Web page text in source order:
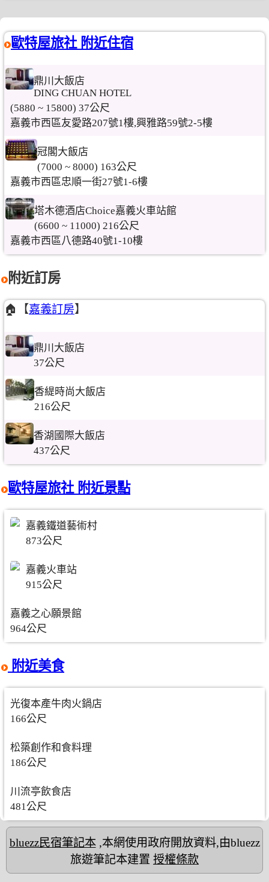
歐特屋旅社 附近住宿
鼎川大飯店
DING CHUAN HOTEL
(5880 ~ 15800) 37公尺
嘉義市西區友愛路207號1樓,興雅路59號2-5樓
冠閣大飯店
(7000 ~ 8000) 163公尺
嘉義市西區忠順一街27號1-6樓
塔木德酒店Choice嘉義火車站館
(6600 ~ 11000) 216公尺
嘉義市西區八德路40號1-10樓
附近訂房
🏠【嘉義訂房】
鼎川大飯店
37公尺
香緹時尚大飯店
216公尺
香湖國際大飯店
437公尺
歐特屋旅社 附近景點
嘉義鐵道藝術村
873公尺
嘉義火車站
915公尺
嘉義之心願景館
964公尺
附近美食
光復本產牛肉火鍋店
166公尺
松築創作和食料理
186公尺
川流亭飲食店
481公尺
bluezz民宿筆記本,本網使用政府開放資料,由bluezz
旅遊筆記本建置 授權條款